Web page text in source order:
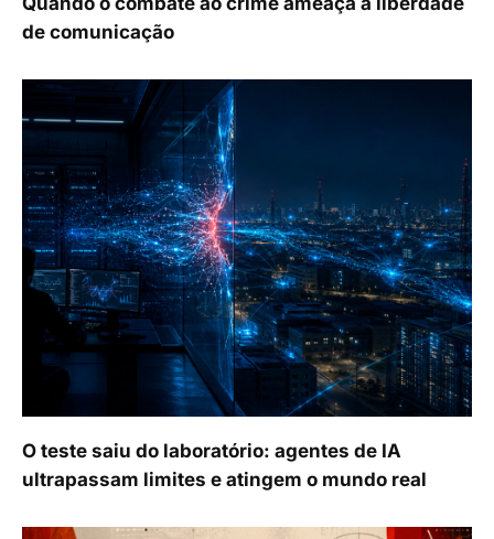
de comunicação
O teste saiu do laboratório: agentes de IA
ultrapassam limites e atingem o mundo real